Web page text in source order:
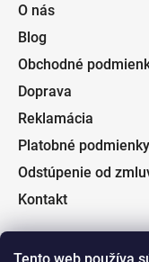
O nás
Blog
Obchodné
Doprava
Reklamácia
Platobné podmienky
Odstúpenie od
Kontakt